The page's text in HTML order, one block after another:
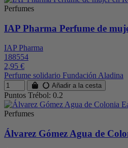
Perfumes
IAP Pharma Perfume de
IAP Pharma
188554
2,95 €
Perfume solidario Fundación Aladina
Añadir a la cesta
Puntos Trébol: 0.2
Perfumes
Álvarez Gómez Agua de